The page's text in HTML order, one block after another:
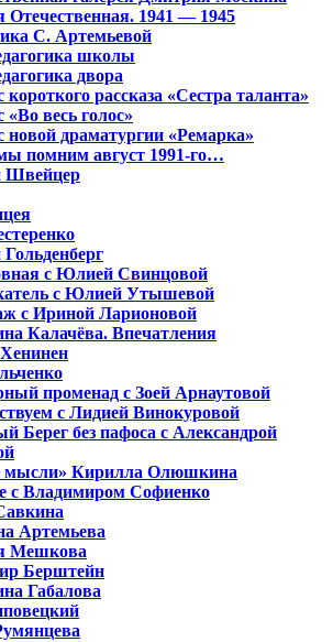
Отечественная. 1941 — 1945
С. Артемьевой
школы
двора
короткого рассказа «Сестра таланта»
«Во весь голос»
новой драматургии «Ремарка»
помним август 1991-го…
Швейцер
с Юлией Свинцовой
с Юлией Утышевой
с Ириной Ларионовой
Калачёва. Впечатления
променад с Зоей Арнаутовой
с Лидией Винокуровой
Берег без пафоса с Александрой
мысли» Кирилла Олюшкина
с Владимиром Софиенко
Артемьева
Мешкова
Берштейн
Габалова